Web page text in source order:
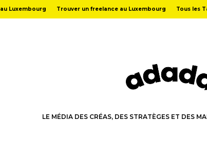
Luxembourg Trouver un freelance au Luxembourg Tous les
LE MÉDIA DES CRÉAS, DES STRATÈGES ET DES